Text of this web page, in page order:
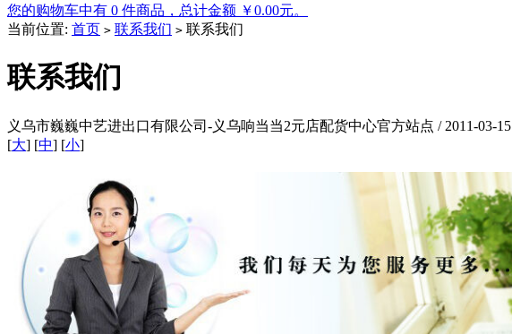
您的购物车中有 0 件商品，总计金额 ￥0.00元。
当前位置: 首页 > 联系我们 > 联系我们
联系我们
义乌市巍巍中艺进出口有限公司-义乌响当当2元店配货中心官方站点 / 2011-03-15
[大] [中] [小]